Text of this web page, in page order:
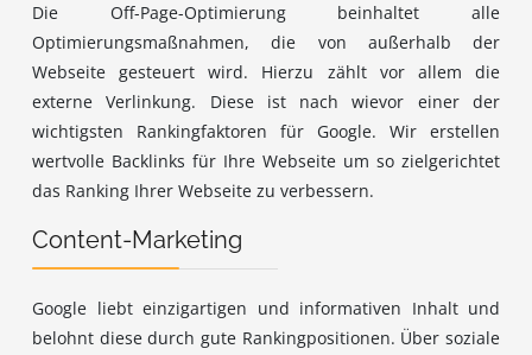
Die Off-Page-Optimierung beinhaltet alle
Optimierungsmaßnahmen, die von außerhalb der
Webseite gesteuert wird. Hierzu zählt vor allem die
externe Verlinkung. Diese ist nach wievor einer der
wichtigsten Rankingfaktoren für Google. Wir erstellen
wertvolle Backlinks für Ihre Webseite um so zielgerichtet
das Ranking Ihrer Webseite zu verbessern.
Content-Marketing
Google liebt einzigartigen und informativen Inhalt und
belohnt diese durch gute Rankingpositionen. Über soziale